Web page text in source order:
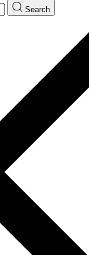
Search